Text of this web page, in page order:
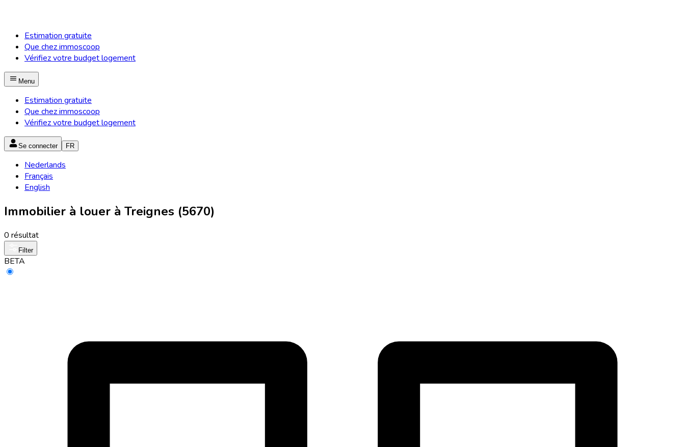
Estimation gratuite
Que chez immoscoop
Vérifiez votre budget logement
Menu
Estimation gratuite
Que chez immoscoop
Vérifiez votre budget logement
Se connecter FR
Nederlands
Français
English
Immobilier à louer à Treignes (5670)
0 résultat
Filter
BETA